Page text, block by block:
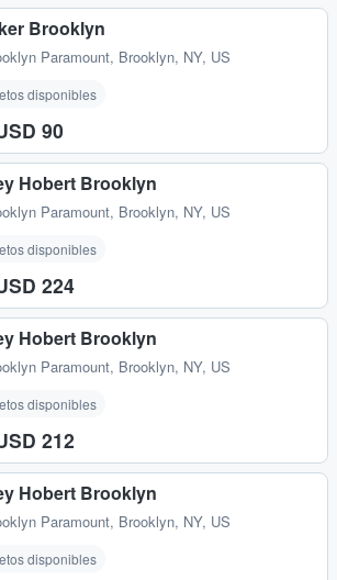
Brooklyn
Paramount, Brooklyn, NY, US
disponibles
90
Hobert Brooklyn
Paramount, Brooklyn, NY, US
disponibles
224
Hobert Brooklyn
Paramount, Brooklyn, NY, US
disponibles
212
Hobert Brooklyn
Paramount, Brooklyn, NY, US
disponibles